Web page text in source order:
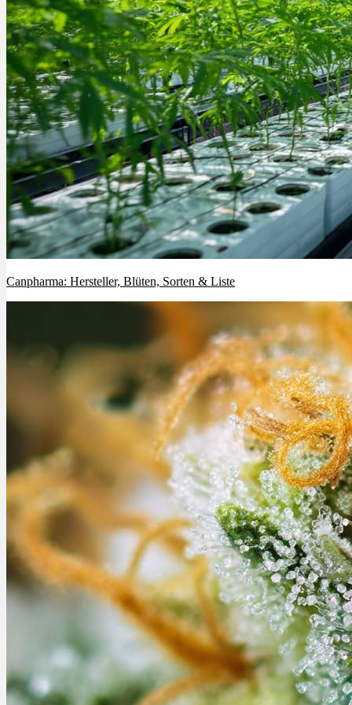
Menü Menü
Canpharma: Hersteller, Blüten, Sorten & Liste